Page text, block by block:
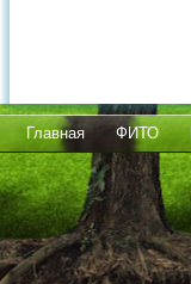
Главная ФИТО